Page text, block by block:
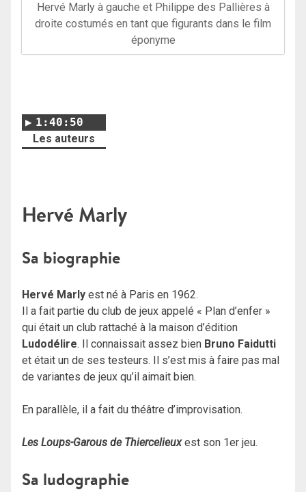
Hervé Marly à gauche et Philippe des Pallières à
droite costumés en tant que figurants dans le film
éponyme
1:40:50
Les auteurs
Hervé Marly
Sa biographie
Hervé Marly est né à Paris en 1962.
Il a fait partie du club de jeux appelé « Plan d’enfer »
qui était un club rattaché à la maison d’édition
Ludodélire. Il connaissait assez bien Bruno Faidutti
et était un de ses testeurs. Il s’est mis à faire pas mal
de variantes de jeux qu’il aimait bien.
En parallèle, il a fait du théâtre d’improvisation.
Les Loups-Garous de Thiercelieuxest son 1er jeu.
Sa ludographie